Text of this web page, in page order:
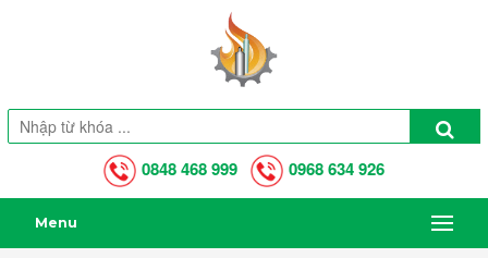
0848 468 999 0968 634 926
Menu